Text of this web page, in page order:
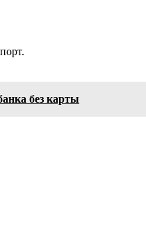
без карты